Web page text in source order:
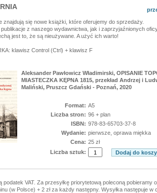
znajdują się nowe książki, które oferujemy do sprzedaży.
z naszego wydawnictwa, jak i zaprzyjaźnionych
jest to, że są nieużywane. A użyć ich warto!
klawisz Control (Ctrl) + klawisz F
Aleksander Pawłowicz Władimirski, OPISANIE
MIASTECZKA KĘPNA 1815, przekład Andrzej i
Maliński, Pruszcz Gdański - Poznań, 2020
Format: A5
Liczba stron: 96 + plan
ISBN: 978-83-65703-37-8
Wydanie: pierwsze, oprawa miękka
Cena: 25 zł
Liczba sztuk:
podatek VAT. Za przesyłkę priorytetową poleconą pobieramy
(w Polsce) + 2 zł za każdy następny. Wysyłka następuje